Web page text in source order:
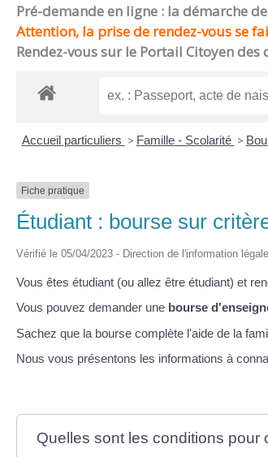
Pré-demande en ligne : la démarche
Attention, la prise de rendez-vous se
Rendez-vous sur le Portail Citoyen des
Accueil particuliers > Famille - Scolarité >
Fiche pratique
Étudiant : bourse sur
Vérifié le 05/04/2023 - Direction de l'information
Vous êtes étudiant (ou allez être étudiant) et
Vous pouvez demander une bourse
Sachez que la bourse complète l'aide de la
Nous vous présentons les informations à
Quelles sont les conditions pour